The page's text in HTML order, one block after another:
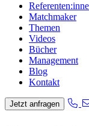
Matchmaker
Themen
Videos
Bücher
Management
Blog
Kontakt
Jetzt anfragen